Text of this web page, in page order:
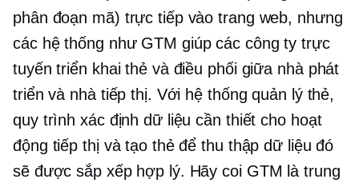
phân đoạn mã) trực tiếp vào trang web, nhưng
các hệ thống như GTM giúp các công ty trực
tuyến triển khai thẻ và điều phối giữa nhà phát
triển và nhà tiếp thị. Với hệ thống quản lý thẻ,
quy trình xác định dữ liệu cần thiết cho hoạt
động tiếp thị và tạo thẻ để thu thập dữ liệu đó
sẽ được sắp xếp hợp lý. Hãy coi GTM là trung